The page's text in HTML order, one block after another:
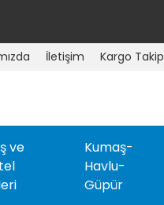
İletişim Kargo Takip
ve
Kumaş-
Havlu-
Güpür